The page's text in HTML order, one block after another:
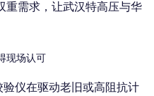
重需求，让武汉特高压与华
现场认可
仪在驱动老旧或高阻抗计